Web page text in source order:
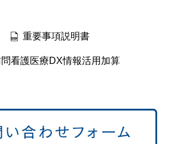
重要事項説明書
看護医療DX情報活用加算